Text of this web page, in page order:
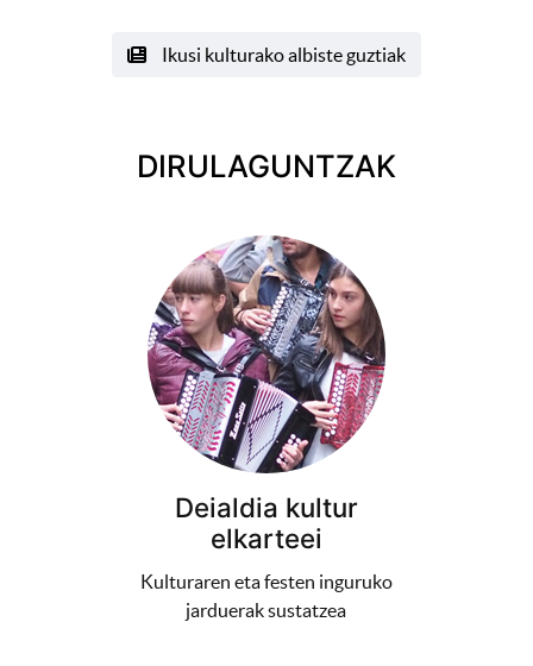
Ikusi kulturako albiste guztiak
DIRULAGUNTZAK
Deialdia kultur
elkarteei
Kulturaren eta festen inguruko
jarduerak sustatzea